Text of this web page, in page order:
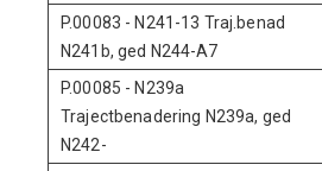
P.00083 - N241-13 Traj.benad
N241b, ged N244-A7
P.00085 - N239a
Trajectbenadering N239a, ged
N242-